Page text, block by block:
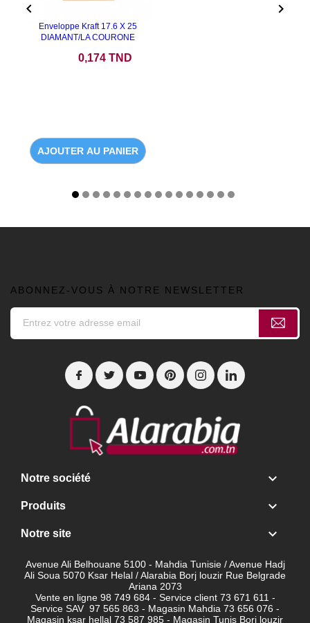
Enveloppe Kraft 17.6 X 25
DIAMANT/LA COURONE
0,174 TND
AJOUTER AU PANIER
 
ABONNEZ-VOUS À NOTRE NEWSLETTER
Notre société 
Produits 
Notre site 
Avenue Ali Belhouane 5100 - Mahdia Tunisie / Avenue Hadj
Ali Soua 5070 Ksar Helal / Alarabia Borj louzir Rue Belgrade
Ariana 2073
Vente en ligne 98 749 684 - Service client 73 671 611 -
Service SAV 97 565 863 - Magasin Mahdia 73 656 076 -
Magasin ksar hellal 73 587 985 - Magasin Tunis Borj louzir